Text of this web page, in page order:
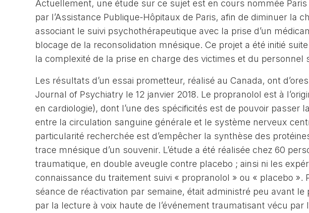
Actuellement, une étude sur ce sujet est en cours nommée
par l’Assistance Publique-Hôpitaux de Paris, afin de diminuer la
associant le suivi psychothérapeutique avec la prise d’un
blocage de la reconsolidation mnésique. Ce projet a été initié
la complexité de la prise en charge des victimes et du personnel
Les résultats d’un essai prometteur, réalisé au Canada, ont
Journal of Psychiatry le 12 janvier 2018. Le propranolol est à
en cardiologie), dont l’une des spécificités est de pouvoir passer
entre la circulation sanguine générale et le système nerveux
particularité recherchée est d’empêcher la synthèse des
trace mnésique d’un souvenir. L’étude a été réalisée chez 60
traumatique, en double aveugle contre placebo ; ainsi ni les
connaissance du traitement suivi « propranolol » ou « placebo ».
séance de réactivation par semaine, était administré peu avant
par la lecture à voix haute de l’événement traumatisant vécu